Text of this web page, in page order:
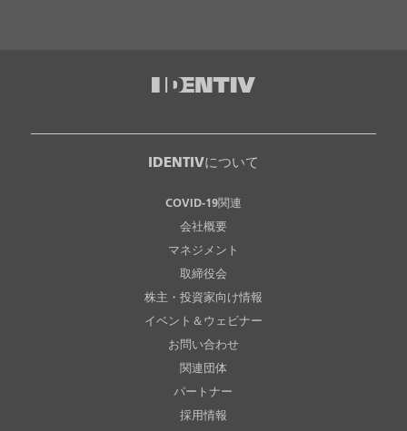
IDENTIVについて
COVID-19関連
会社概要
マネジメント
取締役会
株主・投資家向け情報
イベント＆ウェビナー
お問い合わせ
関連団体
パートナー
採用情報